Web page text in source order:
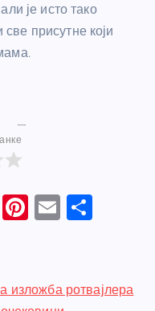
је исто тако
присутне који
M Pi
e
E
e
изложба ротвајлера